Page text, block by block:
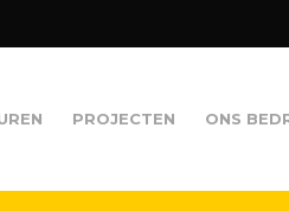
PROJECTEN ONS